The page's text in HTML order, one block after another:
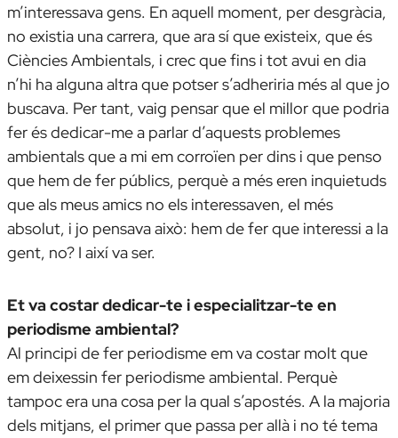
m’interessava gens. En aquell moment, per desgràcia,
no existia una carrera, que ara sí que existeix, que és
Ciències Ambientals, i crec que fins i tot avui en dia
n’hi ha alguna altra que potser s’adheriria més al que jo
buscava. Per tant, vaig pensar que el millor que podria
fer és dedicar-me a parlar d’aquests problemes
ambientals que a mi em corroïen per dins i que penso
que hem de fer públics, perquè a més eren inquietuds
que als meus amics no els interessaven, el més
absolut, i jo pensava això: hem de fer que interessi a la
gent, no? I així va ser.
Et va costar dedicar-te i especialitzar-te en
periodisme ambiental?
Al principi de fer periodisme em va costar molt que
em deixessin fer periodisme ambiental. Perquè
tampoc era una cosa per la qual s’apostés. A la majoria
dels mitjans, el primer que passa per allà i no té tema